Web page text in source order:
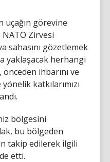
uçağın görevine
Zirvesi
sahasını gözetlemek
yaklaşacak herhangi
önceden ihbarını ve
katkılarımızı
bölgesini
bu bölgeden
takip edilerek ilgili
etti.